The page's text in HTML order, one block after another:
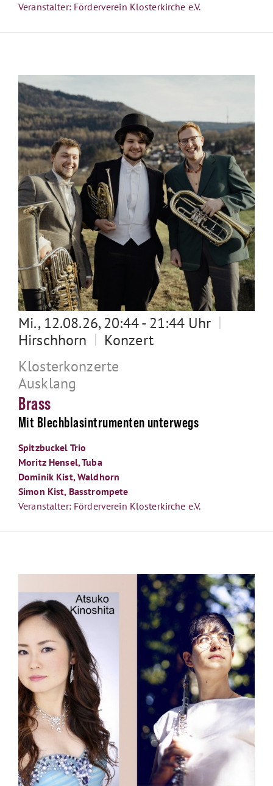
Veranstalter: Förderverein Klosterkirche e.V.
Mi., 12.08.26, 20:44 - 21:44 Uhr |
Hirschhorn | Konzert
Klosterkonzerte
Ausklang
Brass
Mit Blechblasintrumenten unterwegs
Spitzbuckel Trio
Moritz Hensel, Tuba
Dominik Kist, Waldhorn
Simon Kist, Basstrompete
Veranstalter: Förderverein Klosterkirche e.V.